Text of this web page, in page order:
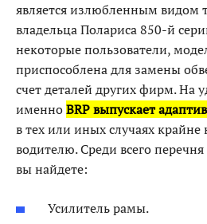
является излюбленным видом
владельца Полариса 850-й
некоторые пользователи,
приспособлена для замены
счет деталей других фирм. На
именноBRP выпускает
в тех или иных случаях
водителю. Среди всего
вы найдете:
Усилитель рамы.